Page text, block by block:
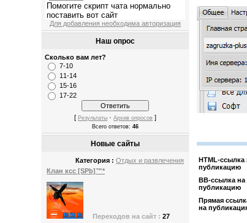
Для добавления необходима авторизация
Наш опрос
Сколько вам лет?
7-10
11-14
15-16
17-22
[Результаты ·Архив опросов ]
Всего ответов:46
Новые сайты
Категория : Отдых и развлечения
Клан ксс [SPb]™*
Переходов на сайт : 27
HTML-cсылка
публикацию
BB-cсылка на
публикацию
Прямая
на